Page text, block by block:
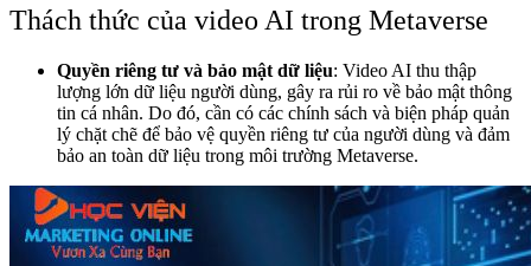
Thách thức của video AI trong Metaverse
Quyền riêng tư và bảo mật dữ liệu: Video AI thu thập
lượng lớn dữ liệu người dùng, gây ra rủi ro về bảo mật thông
tin cá nhân. Do đó, cần có các chính sách và biện pháp quản
lý chặt chẽ để bảo vệ quyền riêng tư của người dùng và đảm
bảo an toàn dữ liệu trong môi trường Metaverse.